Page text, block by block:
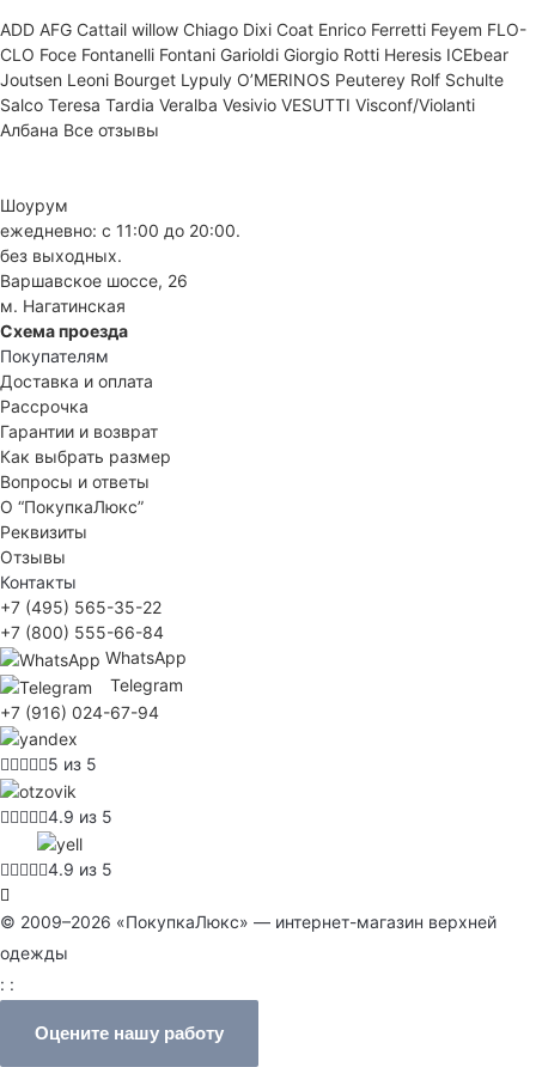
ADD AFG Cattail willow Chiago Dixi Coat Enrico Ferretti Feyem FLO-
CLO Foce Fontanelli Fontani Garioldi Giorgio Rotti Heresis ICEbear
Joutsen Leoni Bourget Lypuly O’MERINOS Peuterey Rolf Schulte
Salco Teresa Tardia Veralba Vesivio VESUTTI Visconf/Violanti
Албана Все отзывы
Шоурум
ежедневно: с 11:00 до 20:00.
без выходных.
Варшавское шоссе, 26
м. Нагатинская
Схема проезда
Покупателям
Доставка и оплата
Рассрочка
Гарантии и возврат
Как выбрать размер
Вопросы и ответы
О “ПокупкаЛюкс”
Реквизиты
Отзывы
Контакты
+7 (495) 565-35-22
+7 (800) 555-66-84
WhatsApp
Telegram
+7 (916) 024-67-94
5 из 5
4.9 из 5
4.9 из 5
© 2009–2026 «ПокупкаЛюкс» — интернет-магазин верхней
одежды
: :
Оцените нашу работу